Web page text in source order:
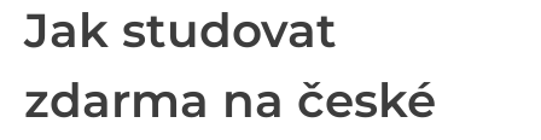
Jak studovat
zdarma na české